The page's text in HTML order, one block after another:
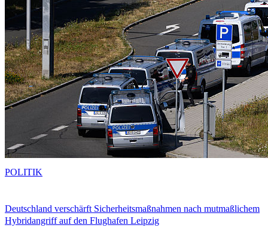
Deutschland verschärft Sicherheitsmaßnahmen nach mutmaßlichem
Hybridangriff auf den Flughafen Leipzig
POLITIK